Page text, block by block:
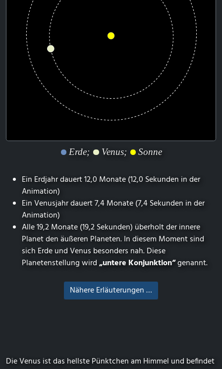
Erde; Venus; Sonne
Ein Erdjahr dauert 12,0 Monate (12,0 Sekunden in der
Animation)
Ein Venusjahr dauert 7,4 Monate (7,4 Sekunden in der
Animation)
Alle 19,2 Monate (19,2 Sekunden) überholt der innere
Planet den äußeren Planeten. In diesem Moment sind
sich Erde und Venus besonders nah. Diese
Planetenstellung wird„untere Konjunktion“genannt.
Nähere Erläuterungen …
Die Venus ist das hellste Pünktchen am Himmel und befindet